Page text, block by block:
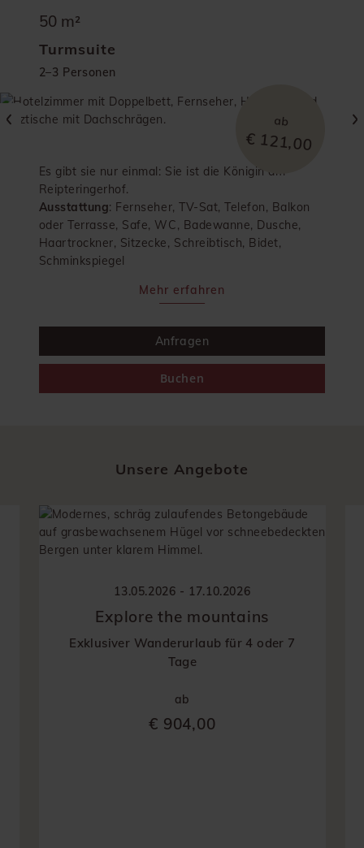
50 m²
Turmsuite
2–3 Personen
ab
€ 121,00
Es gibt sie nur einmal: Sie ist die Königin am
Reipteringerhof.
Ausstattung: Fernseher, TV-Sat, Telefon, Balkon
oder Terrasse, Safe, WC, Badewanne, Dusche,
Haartrockner, Sitzecke, Schreibtisch, Bidet,
Schminkspiegel
Mehr erfahren
Anfragen
Buchen
Unsere Angebote
13.05.2026 - 17.10.2026
Explore the mountains
Exklusiver Wanderurlaub für 4 oder 7
Tage
ab
€ 904,00